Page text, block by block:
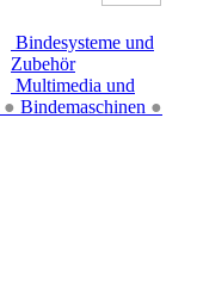
Bindesysteme und
Zubehör
● Bindemaschinen ●
Multimedia und